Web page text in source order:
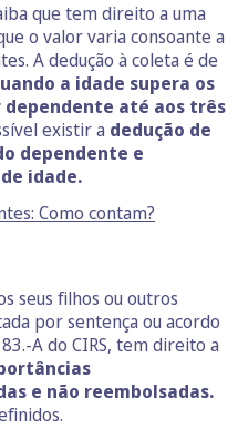
que tem direito a uma
o valor varia consoante a
A dedução à coleta é de
a idade supera os
dependente até aos três
existir a dedução de
dependente e
idade.
Como contam?
seus filhos ou outros
por sentença ou acordo
A do CIRS, tem direito a
e não reembolsadas.